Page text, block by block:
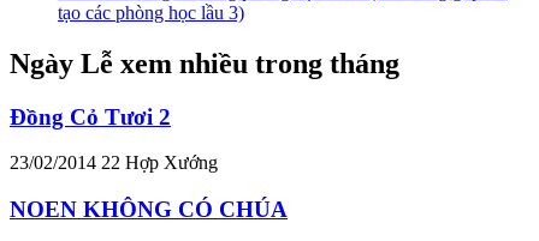
tạo các phòng học lầu 3)
Ngày Lễ xem nhiều trong tháng
Đồng Cỏ Tươi 2
23/02/2014 22 Hợp Xướng
NOEN KHÔNG CÓ CHÚA